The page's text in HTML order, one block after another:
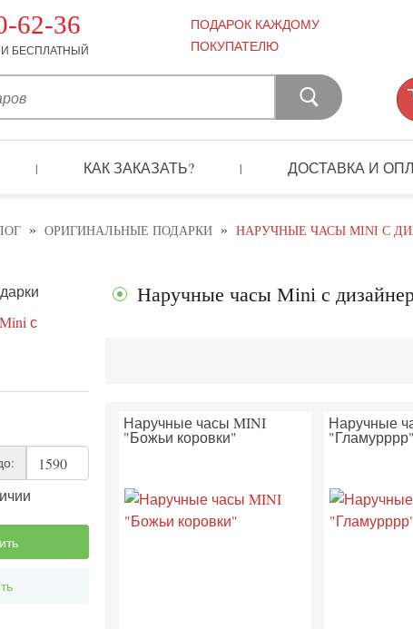
62-36
БЕСПЛАТНЫЙ
ПОДАРОК КАЖДОМУ
ПОКУПАТЕЛЮ
| КАК ЗАКАЗАТЬ? | ДОСТАВКА И
» ОРИГИНАЛЬНЫЕ ПОДАРКИ » НАРУЧНЫЕ ЧАСЫ MINI С
с
Наручные часы Mini с
Наручные часы MINI
"Божьи коровки"
Наручные
"Гламурррр"